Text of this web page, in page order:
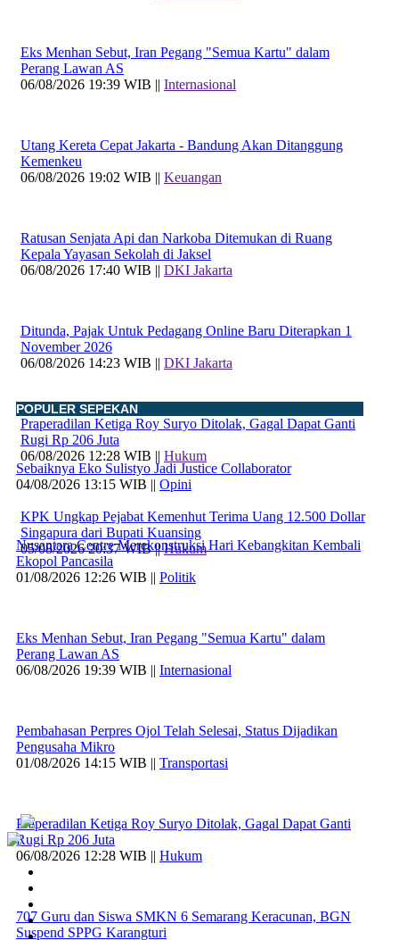
Eks Menhan Sebut, Iran Pegang "Semua Kartu" dalam
Perang Lawan AS
06/08/2026 19:39 WIB || Internasional
Utang Kereta Cepat Jakarta - Bandung Akan Ditanggung
Kemenkeu
06/08/2026 19:02 WIB || Keuangan
Ratusan Senjata Api dan Narkoba Ditemukan di Ruang
Kepala Yayasan Sekolah di Jaksel
06/08/2026 17:40 WIB || DKI Jakarta
Ditunda, Pajak Untuk Pedagang Online Baru Diterapkan 1
November 2026
06/08/2026 14:23 WIB || DKI Jakarta
Praperadilan Ketiga Roy Suryo Ditolak, Gagal Dapat Ganti
Rugi Rp 206 Juta
06/08/2026 12:28 WIB || Hukum
KPK Ungkap Pejabat Kemenhut Terima Uang 12.500 Dollar
Singapura dari Bupati Kuansing
05/08/2026 20:37 WIB ||Hukum
POPULER SEPEKAN
Sebaiknya Eko Sulistyo Jadi Justice Collaborator
04/08/2026 13:15 WIB || Opini
Nusantara Centre Merekonstruksi Hari Kebangkitan Kembali
Ekopol Pancasila
01/08/2026 12:26 WIB || Politik
Eks Menhan Sebut, Iran Pegang "Semua Kartu" dalam
Perang Lawan AS
06/08/2026 19:39 WIB || Internasional
Pembahasan Perpres Ojol Telah Selesai, Status Dijadikan
Pengusaha Mikro
01/08/2026 14:15 WIB || Transportasi
Praperadilan Ketiga Roy Suryo Ditolak, Gagal Dapat Ganti
Rugi Rp 206 Juta
06/08/2026 12:28 WIB || Hukum
707 Guru dan Siswa SMKN 6 Semarang Keracunan, BGN
Suspend SPPG Karangturi